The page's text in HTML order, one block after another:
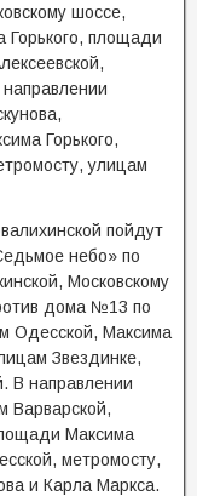
шоссе,
Горького, площади
Горького,
улицам
пойдут
небо» по
Московскому
дома №13 по
Одесской, Максима
Звездинке,
В направлении
Варварской,
Максима
метромосту,
и Карла Маркса.